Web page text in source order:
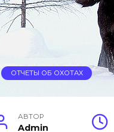
ОТЧЕТЫ ОБ ОХОТАХ
АВТОР
Admin